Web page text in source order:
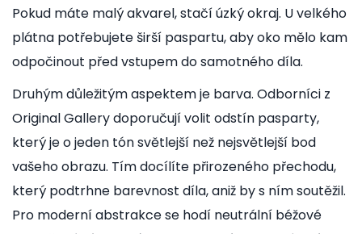
Pokud máte malý akvarel, stačí úzký okraj. U velkého
plátna potřebujete širší paspartu, aby oko mělo kam
odpočinout před vstupem do samotného díla.
Druhým důležitým aspektem je barva. Odborníci z
Original Gallery doporučují volit odstín pasparty,
který je o jeden tón světlejší než nejsvětlejší bod
vašeho obrazu. Tím docílíte přirozeného přechodu,
který podtrhne barevnost díla, aniž by s ním soutěžil.
Pro moderní abstrakce se hodí neutrální béžové